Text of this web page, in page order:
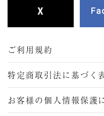
ご利用規約
特定商取引法に基づく
お客様の個人情報保護